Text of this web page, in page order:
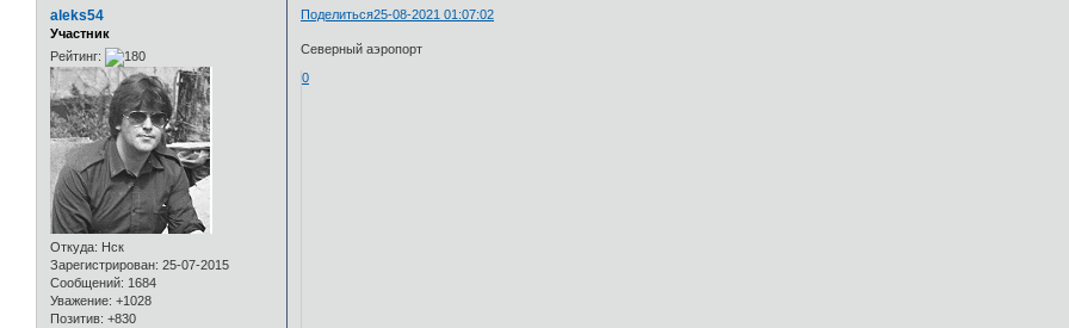
Поделиться25-08-2021 01:07:02
aleks54
Участник
Рейтинг:
Откуда: Нск
Зарегистрирован: 25-07-2015
Сообщений: 1684
Уважение: +1028
Позитив: +830
Северный аэропорт
0